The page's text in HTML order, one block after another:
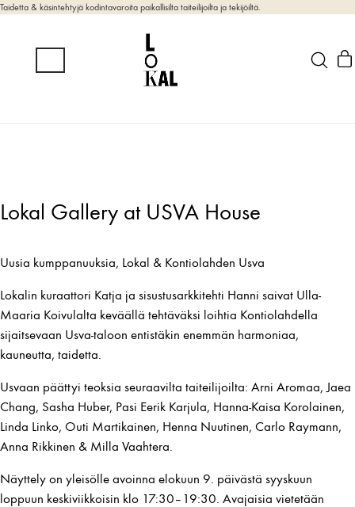
Taidetta & käsintehtyjä kodintavaroita paikallisilta taiteilijoilta ja tekijöiltä.
Lokal Gallery at USVA House
Uusia kumppanuuksia, Lokal & Kontiolahden Usva
Lokalin kuraattori Katja ja sisustusarkkitehti Hanni saivat Ulla-
Maaria Koivulalta keväällä tehtäväksi loihtia Kontiolahdella
sijaitsevaan Usva-taloon entistäkin enemmän harmoniaa,
kauneutta, taidetta.
Usvaan päättyi teoksia seuraavilta taiteilijoilta: Arni Aromaa, Jaea
Chang, Sasha Huber, Pasi Eerik Karjula, Hanna-Kaisa Korolainen,
Linda Linko, Outi Martikainen, Henna Nuutinen, Carlo Raymann,
Anna Rikkinen & Milla Vaahtera.
Näyttely on yleisölle avoinna elokuun 9. päivästä syyskuun
loppuun keskiviikkoisin klo 17:30–19:30. Avajaisia vietetään